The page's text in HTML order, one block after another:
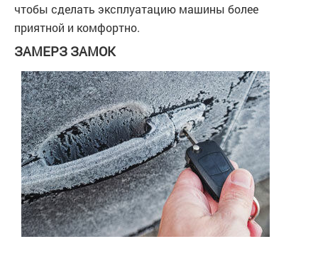
чтобы сделать эксплуатацию машины более
приятной и комфортно.
ЗАМЕРЗ ЗАМОК